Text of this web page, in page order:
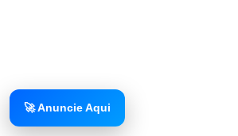
🚀 Anuncie Aqui